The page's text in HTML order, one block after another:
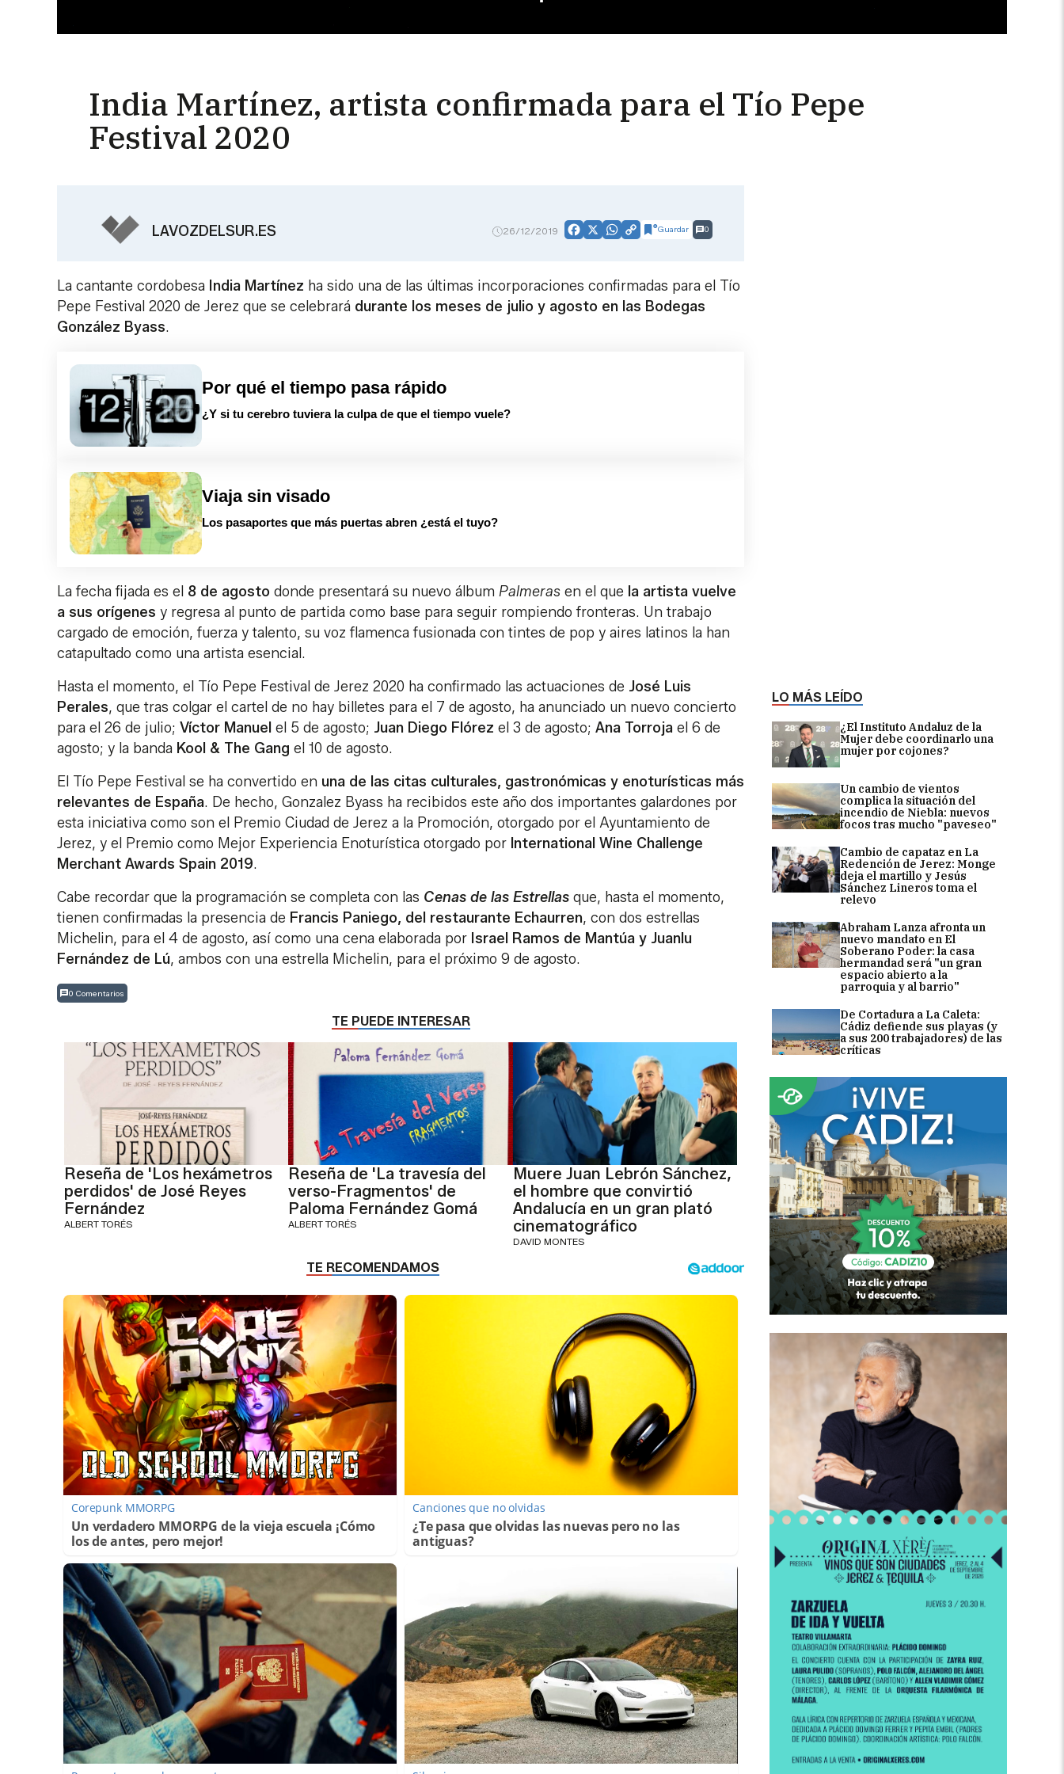
India Martínez, artista confirmada para el Tío Pepe
Festival 2020
LO MÁS LEÍDO
¿El Instituto Andaluz de la
Mujer debe coordinarlo una
mujer por cojones?
Un cambio de vientos
complica la situación del
incendio de Niebla: nuevos
focos tras mucho "paveseo"
Cambio de capataz en La
Redención de Jerez: Monge
deja el martillo y Jesús
Sánchez Lineros toma el
relevo
Abraham Lanza afronta un
nuevo mandato en El
Soberano Poder: la casa
hermandad será "un gran
espacio abierto a la
parroquia y al barrio"
De Cortadura a La Caleta:
Cádiz defiende sus playas (y
a sus 200 trabajadores) de las
críticas
LAVOZDELSUR.ES 26/12/2019 Facebook
X WhatsApp
CopyGuardar 0
La cantante cordobesa India Martínez ha sido una de las últimas incorporaciones confirmadas para el Tío
Pepe Festival 2020 de Jerez que se celebrará durante los meses de julio y agosto en las Bodegas
González Byass.
Por qué el tiempo pasa rápido
¿Y si tu cerebro tuviera la culpa de que el tiempo vuele?
Viaja sin visado
Los pasaportes que más puertas abren ¿está el tuyo?
La fecha fijada es el 8 de agosto donde presentará su nuevo álbum Palmeras en el que la artista vuelve
a sus orígenes y regresa al punto de partida como base para seguir rompiendo fronteras. Un trabajo
cargado de emoción, fuerza y talento, su voz flamenca fusionada con tintes de pop y aires latinos la han
catapultado como una artista esencial.
Hasta el momento, el Tío Pepe Festival de Jerez 2020 ha confirmado las actuaciones de José Luis
Perales, que tras colgar el cartel de no hay billetes para el 7 de agosto, ha anunciado un nuevo concierto
para el 26 de julio; Víctor Manuel el 5 de agosto; Juan Diego Flórez el 3 de agosto; Ana Torroja el 6 de
agosto; y la banda Kool & The Gang el 10 de agosto.
El Tío Pepe Festival se ha convertido en una de las citas culturales, gastronómicas y enoturísticas más
relevantes de España. De hecho, Gonzalez Byass ha recibidos este año dos importantes galardones por
esta iniciativa como son el Premio Ciudad de Jerez a la Promoción, otorgado por el Ayuntamiento de
Jerez, y el Premio como Mejor Experiencia Enoturística otorgado por lnternational Wine Challenge
Merchant Awards Spain 2019.
Cabe recordar que la programación se completa con las Cenas de las Estrellas que, hasta el momento,
tienen confirmadas la presencia de Francis Paniego, del restaurante Echaurren, con dos estrellas
Michelin, para el 4 de agosto, así como una cena elaborada por Israel Ramos de Mantúa y Juanlu
Fernández de Lú, ambos con una estrella Michelin, para el próximo 9 de agosto.
0 Comentarios
TE PUEDE INTERESAR
Reseña de 'Los hexámetros
perdidos' de José Reyes
Fernández
ALBERT TORÉS
Reseña de 'La travesía del
verso-Fragmentos' de
Paloma Fernández Gomá
ALBERT TORÉS
Muere Juan Lebrón Sánchez,
el hombre que convirtió
Andalucía en un gran plató
cinematográfico
DAVID MONTES
Corepunk MMORPG
Un verdadero MMORPG de la vieja escuela ¡Cómo
los de antes, pero mejor!
Canciones que no olvidas
¿Te pasa que olvidas las nuevas pero no las
antiguas?